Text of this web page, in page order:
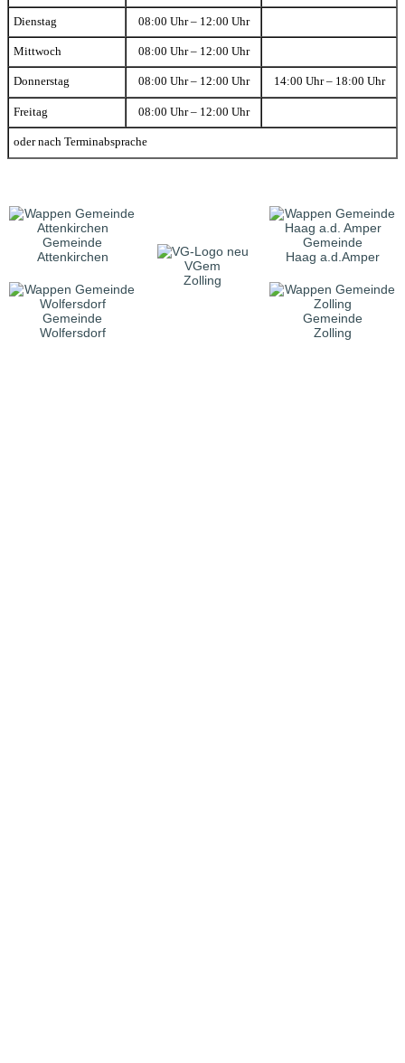
Dienstag 08:00 Uhr – 12:00 Uhr
Mittwoch 08:00 Uhr – 12:00 Uhr
Donnerstag 08:00 Uhr – 12:00 Uhr 14:00 Uhr – 18:00 Uhr
Freitag 08:00 Uhr – 12:00 Uhr
oder nach Terminabsprache
Gemeinde
Attenkirchen
VGem
Zolling
Gemeinde
Haag a.d.Amper
Gemeinde
Wolfersdorf
Gemeinde
Zolling